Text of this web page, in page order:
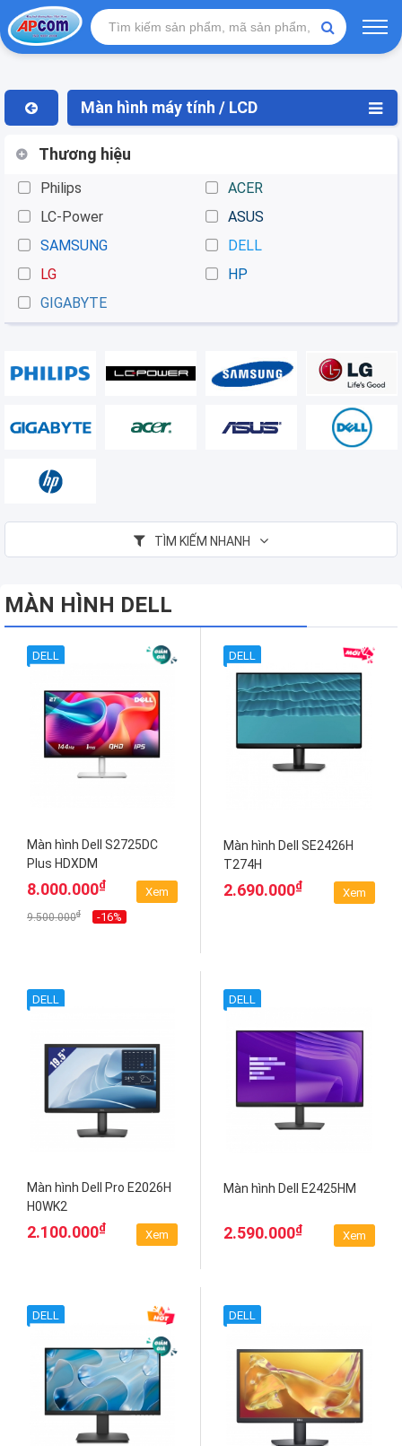
Màn hình máy tính / LCD
Thương hiệu
Philips
LC-Power
SAMSUNG
LG
GIGABYTE
ACER
ASUS
DELL
HP
TÌM KIẾM NHANH
MÀN HÌNH DELL
DELL
Màn hình Dell S2725DC
Plus HDXDM
8.000.000₫
9.500.000₫ -16%
Xem
DELL
Màn hình Dell SE2426H
T274H
2.690.000₫
Xem
DELL
Màn hình Dell Pro E2026H
H0WK2
2.100.000₫
Xem
DELL
Màn hình Dell E2425HM
2.590.000₫
Xem
DELL DELL